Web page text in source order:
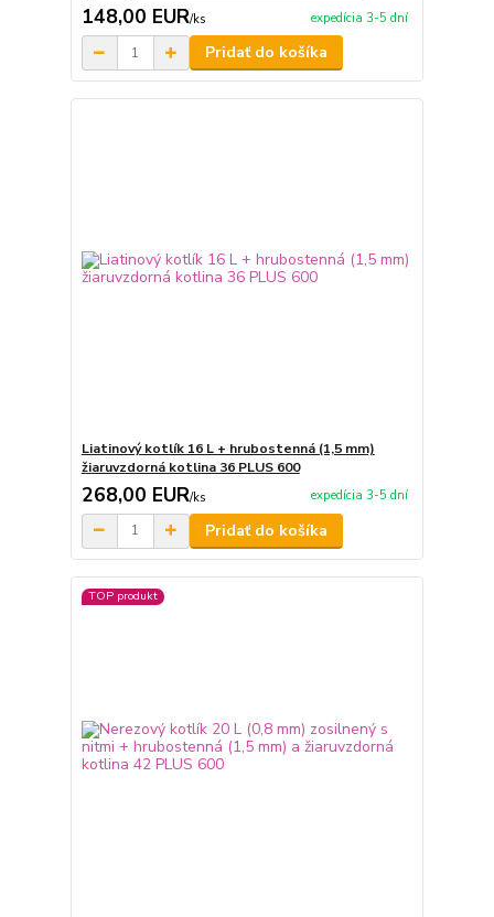
148,00 EUR/ks expedícia 3-5 dní
Pridať do košíka
Liatinový kotlík 16 L + hrubostenná (1,5 mm)
žiaruvzdorná kotlina 36 PLUS 600
268,00 EUR/ks expedícia 3-5 dní
Pridať do košíka
TOP produkt